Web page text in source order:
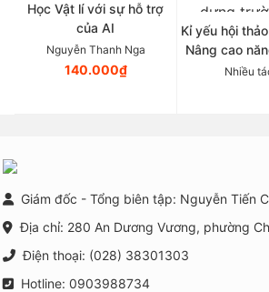
Học Vật lí với sự hỗ trợ
của AI
Nguyễn Thanh Nga
140.000₫
Kỉ yếu hội
Nâng cao
vấn nhóm
Nhiều
Giám đốc - Tổng biên tập: Nguyễn Tiến
Địa chỉ: 280 An Dương Vương, phường
Điện thoại: (028) 38301303
Hotline: 0903988734